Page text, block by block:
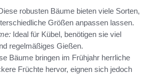
robusten Bäume bieten viele Sorten,
Größen anpassen lassen.
Ideal für Kübel, benötigen sie viel
regelmäßiges Gießen.
Bäume bringen im Frühjahr herrliche
Früchte hervor, eignen sich jedoch